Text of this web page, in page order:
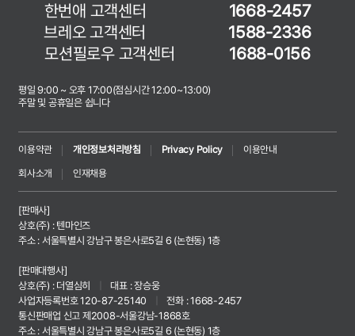
한번애 고객센터
1668-2457
브레오 고객센터
1588-2336
모션필로우 고객센터
1688-0156
평일 9:00 ~ 오후 17:00(점심시간 12:00~13:00)
주말 및 공휴일은 쉽니다
이용약관 개인정보처리방침 Privacy Policy
이용안내
회사소개
인재채용
[판매사]
상호(주) : 텐마인즈
주소 : 서울특별시 강남구 봉은사로5길 6 (논현동) 1층
[판매대행사]
상호(주) : 더열심히
대표 : 장승웅
사업자등록번호 120-87-25140
전화 : 1668-2457
통신판매업 신고 제2008-서울강남-1868호
주소 : 서울특별시 강남구 봉은사로5길 6 (논현동) 1층